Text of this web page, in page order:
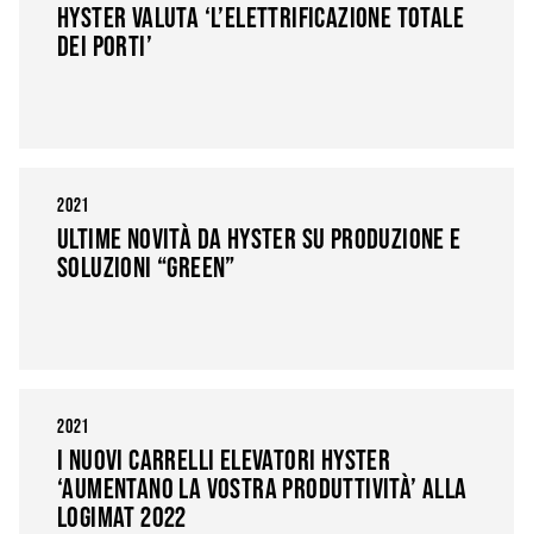
HYSTER VALUTA ‘L’ELETTRIFICAZIONE TOTALE
DEI PORTI’
2021
ULTIME NOVITÀ DA HYSTER SU PRODUZIONE E
SOLUZIONI “GREEN”
2021
I NUOVI CARRELLI ELEVATORI HYSTER
‘AUMENTANO LA VOSTRA PRODUTTIVITÀ’ ALLA
LOGIMAT 2022